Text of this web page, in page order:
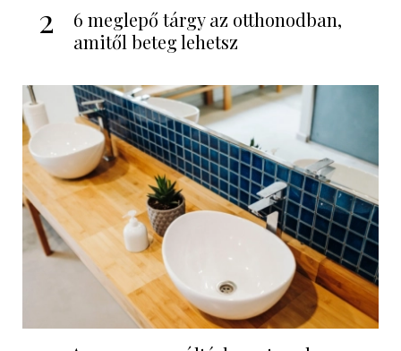
2
6 meglepő tárgy az otthonodban,
amitől beteg lehetsz